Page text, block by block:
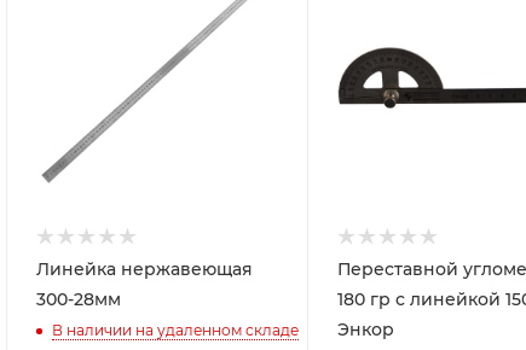
Линейка нержавеющая
300-28мм
В наличии на удаленном складе
Переставной
180 гр с линейкой
Энкор